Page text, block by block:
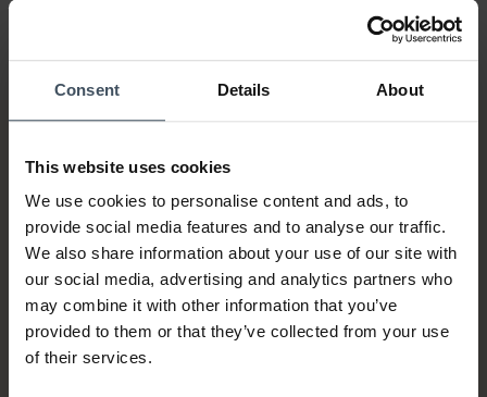
Consent Details About
This website uses cookies
We use cookies to personalise content and ads, to
provide social media features and to analyse our traffic.
We also share information about your use of our site with
our social media, advertising and analytics partners who
may combine it with other information that you’ve
provided to them or that they’ve collected from your use
of their services.
Fattura & Pagamento a rate
fino a 5000.-
info